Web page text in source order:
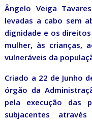
Ângelo Veiga
levadas a cabo sem
dignidade e os
mulher, às crianças,
vulneráveis da
Criado a 22 de Junho
órgão da
pela execução das
subjacentes